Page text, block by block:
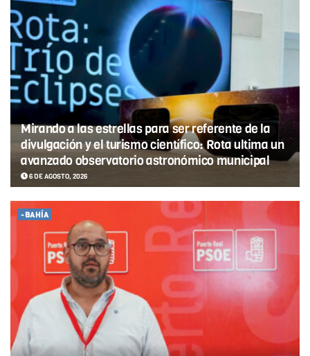
Mirando a las estrellas para ser referente de la
divulgación y el turismo científico: Rota ultima un
avanzado observatorio astronómico municipal
6 DE AGOSTO, 2026
-BAHÍA